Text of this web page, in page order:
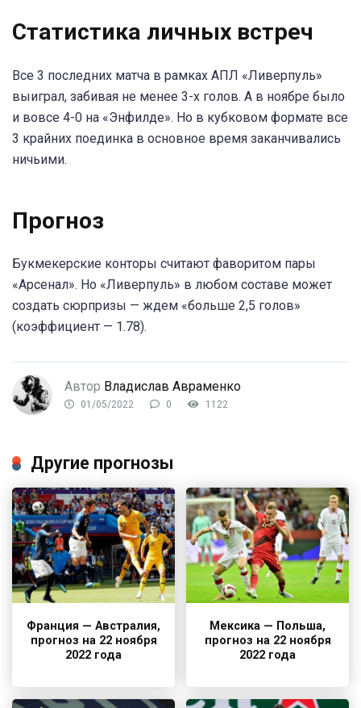
Статистика личных встреч
Все 3 последних матча в рамках АПЛ «Ливерпуль»
выиграл, забивая не менее 3-х голов. А в ноябре было
и вовсе 4-0 на «Энфилде». Но в кубковом формате все
3 крайних поединка в основное время заканчивались
ничьими.
Прогноз
Букмекерские конторы считают фаворитом пары
«Арсенал». Но «Ливерпуль» в любом составе может
создать сюрпризы — ждем «больше 2,5 голов»
(коэффициент — 1.78).
Автор Владислав Авраменко
01/05/2022 0 1122
Другие прогнозы
Франция — Австралия,
прогноз на 22 ноября
2022 года
Мексика — Польша,
прогноз на 22 ноября
2022 года